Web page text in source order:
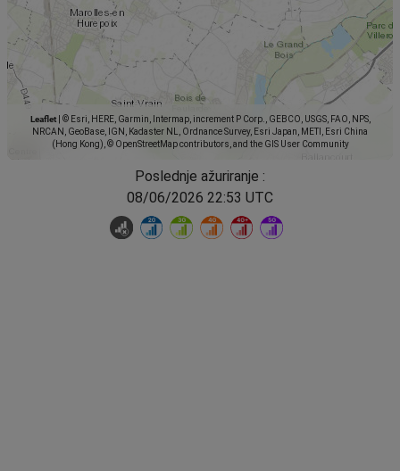
Leaflet
© Esri, HERE, Garmin, Intermap, increment P Corp., GEBCO, USGS, FAO, NPS,
NRCAN, GeoBase, IGN, Kadaster NL, Ordnance Survey, Esri Japan, METI, Esri China
(Hong Kong), © OpenStreetMap contributors, and the GIS User Community
Poslednje ažuriranje :
08/06/2026 22:53 UTC